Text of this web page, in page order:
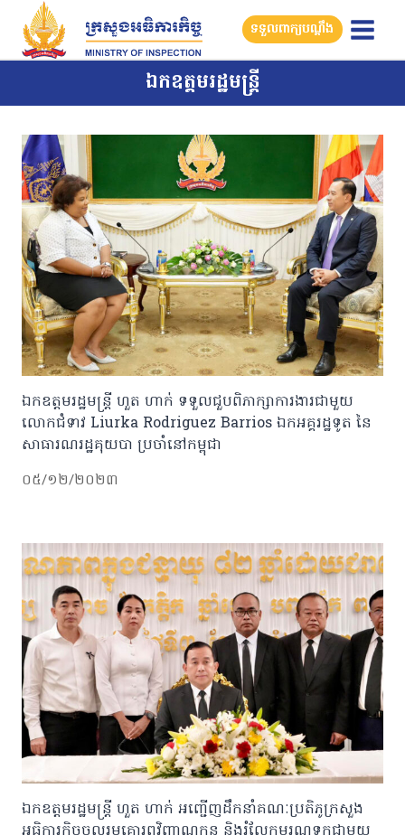
Skip
content
ទទួលពាក្យបណ្តឹង
ឯកឧត្ដមរដ្ឋមន្ត្រី
ឯកឧត្តមរដ្ឋមន្រ្តី ហួត ហាក់ ទទួលជួបពិភាក្សាការងារជាមួយ
លោកជំទាវ Liurka Rodriguez Barrios ឯកអគ្គរដ្ឋទូត នៃ
សាធារណរដ្ឋគុយបា ប្រចាំនៅកម្ពុជា
០៥/១២/២០២៣
ឯកឧត្តមរដ្ឋមន្រ្តី ហួត ហាក់ អញ្ជើញដឹកនាំគណៈប្រតិភូក្រសួង